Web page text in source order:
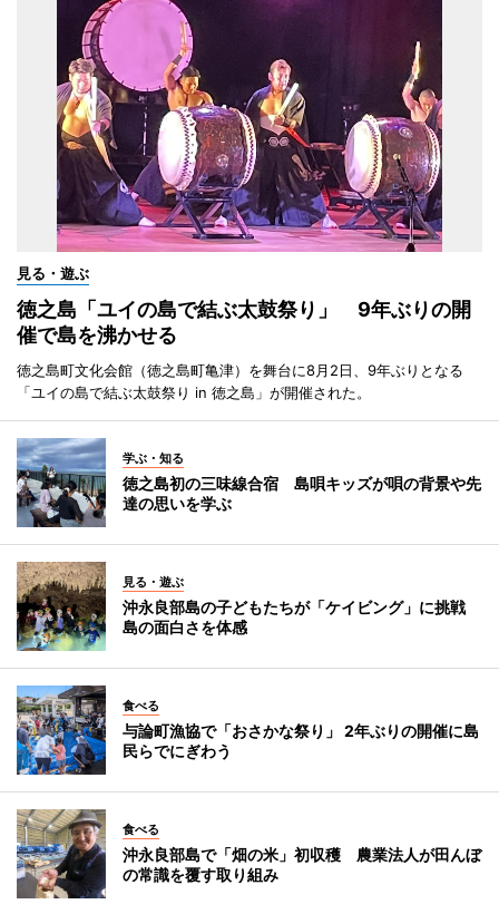
見る・遊ぶ
徳之島「ユイの島で結ぶ太鼓祭り」 9年ぶりの開
催で島を沸かせる
徳之島町文化会館（徳之島町亀津）を舞台に8月2日、9年ぶりとなる
「ユイの島で結ぶ太鼓祭り in 徳之島」が開催された。
学ぶ・知る
徳之島初の三味線合宿 島唄キッズが唄の背景や先
達の思いを学ぶ
見る・遊ぶ
沖永良部島の子どもたちが「ケイビング」に挑戦
島の面白さを体感
食べる
与論町漁協で「おさかな祭り」 2年ぶりの開催に島
民らでにぎわう
食べる
沖永良部島で「畑の米」初収穫 農業法人が田んぼ
の常識を覆す取り組み